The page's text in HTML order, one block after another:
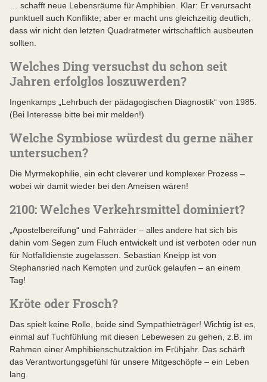
… schafft neue Lebensräume für Amphibien. Klar: Er verursacht
punktuell auch Konflikte; aber er macht uns gleichzeitig deutlich,
dass wir nicht den letzten Quadratmeter wirtschaftlich ausbeuten
sollten.
Welches Ding versuchst du schon seit
Jahren erfolglos loszuwerden?
Ingenkamps „Lehrbuch der pädagogischen Diagnostik“ von 1985.
(Bei Interesse bitte bei mir melden!)
Welche Symbiose würdest du gerne näher
untersuchen?
Die Myrmekophilie, ein echt cleverer und komplexer Prozess –
wobei wir damit wieder bei den Ameisen wären!
2100: Welches Verkehrsmittel dominiert?
„Apostelbereifung“ und Fahrräder – alles andere hat sich bis
dahin vom Segen zum Fluch entwickelt und ist verboten oder nun
für Notfalldienste zugelassen. Sebastian Kneipp ist von
Stephansried nach Kempten und zurück gelaufen – an einem
Tag!
Kröte oder Frosch?
Das spielt keine Rolle, beide sind Sympathieträger! Wichtig ist es,
einmal auf Tuchfühlung mit diesen Lebewesen zu gehen, z.B. im
Rahmen einer Amphibienschutzaktion im Frühjahr. Das schärft
das Verantwortungsgefühl für unsere Mitgeschöpfe – ein Leben
lang.